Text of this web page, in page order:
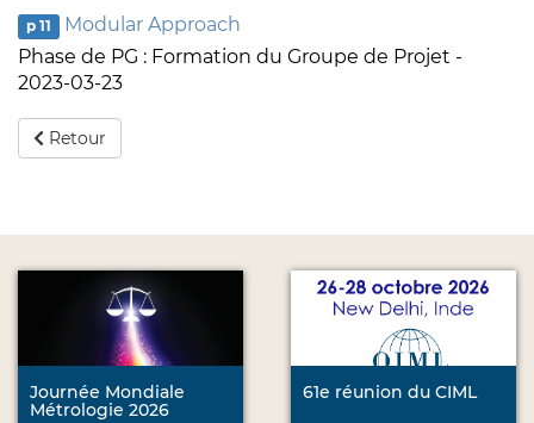
p 11
Modular Approach
Phase de PG : Formation du Groupe de Projet -
2023-03-23
Retour
Journée Mondiale
Métrologie 2026
61e réunion du CIML